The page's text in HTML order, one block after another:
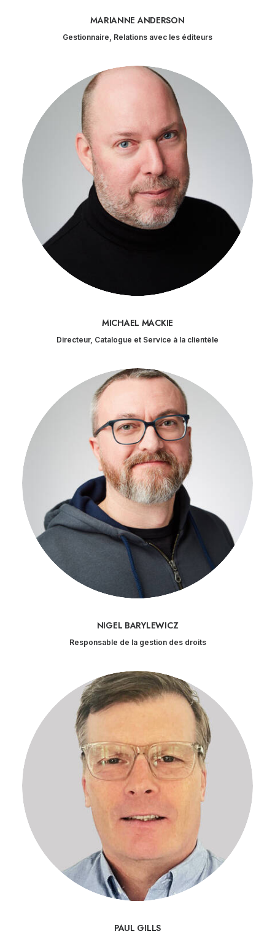
MARIANNE ANDERSON
Gestionnaire, Relations avec les éditeurs
MICHAEL MACKIE
Directeur, Catalogue et Service à la clientèle
NIGEL BARYLEWICZ
Responsable de la gestion des droits
PAUL GILLS